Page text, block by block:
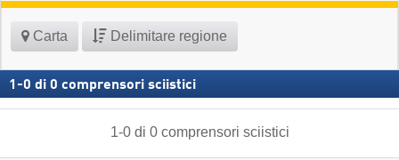
Carta Delimitare regione
1 -0 di 0 comprensori sciistici
1-0di 0 comprensori sciistici